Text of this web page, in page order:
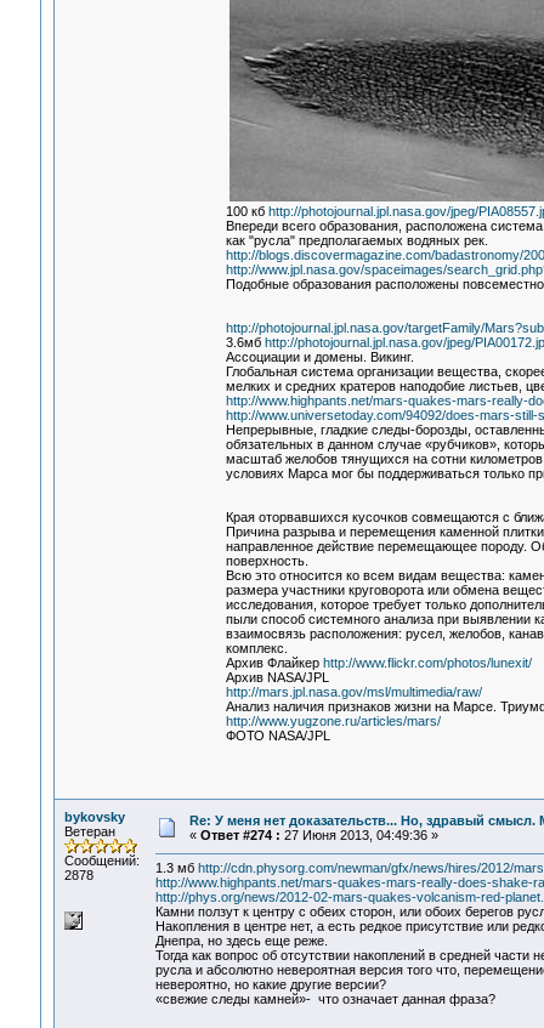
100 кб http://photojournal.jpl.nasa.gov/jpeg/
Впереди всего образования, расположена
как "русла" предполагаемых водяных рек.
http://blogs.discovermagazine.com/badastronomy/
http://www.jpl.nasa.gov/spaceimages/
Подобные образования расположены
http://photojournal.jpl.nasa.gov/targetFamily/
3.6мб http://photojournal.jpl.nasa.gov/jpeg/
Ассоциации и домены. Викинг.
Глобальная система организации вещества,
мелких и средних кратеров наподобие листьев,
http://www.highpants.net/mars-quakes-mars-really-
http://www.universetoday.com/94092/does-mars-still-
Непрерывные, гладкие следы-борозды,
обязательных в данном случае «рубчиков»,
масштаб желобов тянущихся на сотни
условиях Марса мог бы поддерживаться только
Края оторвавшихся кусочков совмещаются с
Причина разрыва и перемещения каменной
направленное действие перемещающее породу.
поверхность.
Всю это относится ко всем видам вещества:
размера участники круговорота или обмена
исследования, которое требует только
пыли способ системного анализа при выявлении
взаимосвязь расположения: русел, желобов,
комплекс.
Архив Флайкер http://www.flickr.com/photos/lunexit/
Архив NASA/JPL
http://mars.jpl.nasa.gov/msl/multimedia/raw/
Анализ наличия признаков жизни на Марсе.
http://www.yugzone.ru/articles/mars/
ФОТО NASA/JPL
bykovsky
Ветеран
Сообщений:
2878
Re: У меня нет доказательств... Но, здравый
« Ответ #274 : 27 Июня 2013, 04:49:36 »
1.3 мб http://cdn.physorg.com/newman/gfx/news/hires/2012/
http://www.highpants.net/mars-quakes-mars-really-does-shake-
http://phys.org/news/2012-02-mars-quakes-volcanism-red-
Камни ползут к центру с обеих сторон, или обоих берегов
Накопления в центре нет, а есть редкое присутствие или
Днепра, но здесь еще реже.
Тогда как вопрос об отсутствии накоплений в средней
русла и абсолютно невероятная версия того что,
невероятно, но какие другие версии?
«свежие следы камней»- что означает данная фраза?